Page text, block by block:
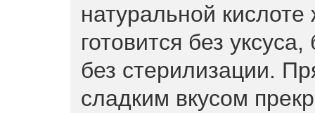
натуральной
готовится без
без стерилизации.
сладким вкусом